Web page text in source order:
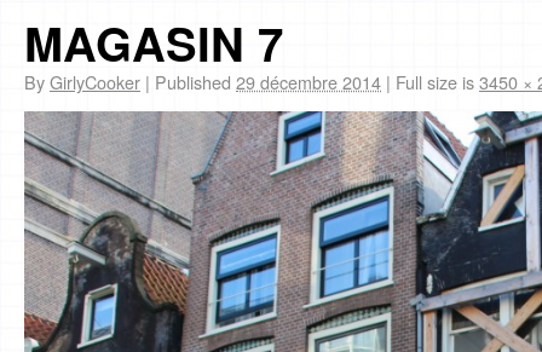
MAGASIN 7
ByGirlyCooker | Published 29 décembre 2014 | Full size is3450 ×